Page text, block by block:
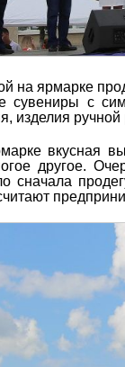
на ярмарке
сувениры с
изделия ручной
вкусная
другое.
сначала